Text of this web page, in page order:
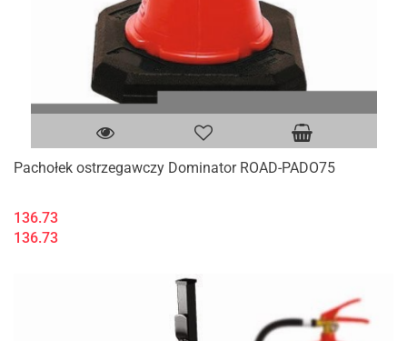
Pachołek ostrzegawczy Dominator ROAD-PADO75
136.73
136.73